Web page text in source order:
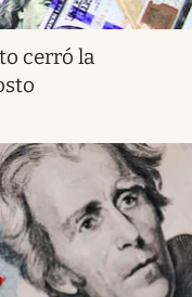
cerró la